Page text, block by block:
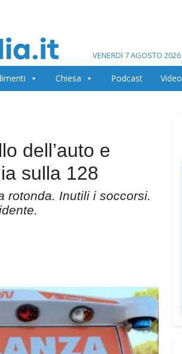
VENERDì 7 AGOSTO 2026
Chiesa Podcast Video
dell’auto e
sulla 128
rotonda. Inutili i soccorsi.